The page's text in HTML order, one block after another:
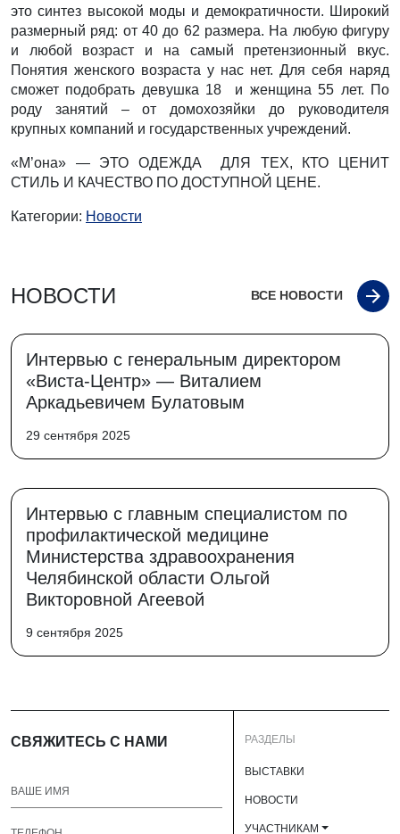
это синтез высокой моды и демократичности. Широкий
размерный ряд: от 40 до 62 размера. На любую фигуру
и любой возраст и на самый претензионный вкус.
Понятия женского возраста у нас нет. Для себя наряд
сможет подобрать девушка 18 и женщина 55 лет. По
роду занятий – от домохозяйки до руководителя
крупных компаний и государственных учреждений.
«М’она» — ЭТО ОДЕЖДА ДЛЯ ТЕХ, КТО ЦЕНИТ
СТИЛЬ И КАЧЕСТВО ПО ДОСТУПНОЙ ЦЕНЕ.
Категории: Новости
НОВОСТИ ВСЕ НОВОСТИ
Интервью с генеральным директором
«Виста-Центр» — Виталием
Аркадьевичем Булатовым
29 сентября 2025
Интервью с главным специалистом по
профилактической медицине
Министерства здравоохранения
Челябинской области Ольгой
Викторовной Агеевой
9 сентября 2025
СВЯЖИТЕСЬ С НАМИ РАЗДЕЛЫ
ВЫСТАВКИ
НОВОСТИ
УЧАСТНИКАМ